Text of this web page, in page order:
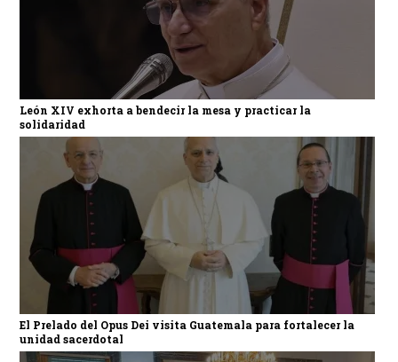
León XIV exhorta a bendecir la mesa y practicar la
solidaridad
El Prelado del Opus Dei visita Guatemala para fortalecer la
unidad sacerdotal